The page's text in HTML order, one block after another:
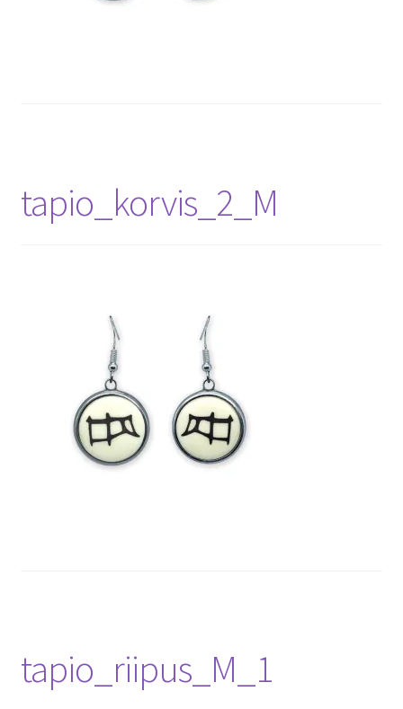
tapio_korvis_2_M
tapio_riipus_M_1